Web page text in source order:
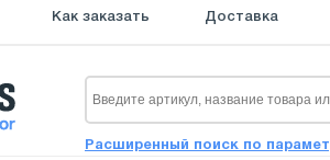
Как заказать Доставка
Расширенный поиск по